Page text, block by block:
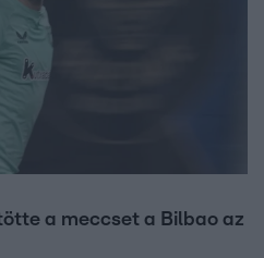
a meccset a Bilbao az